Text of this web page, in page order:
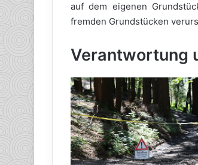
auf dem eigenen
fremden Grundstücken
Verantwortung